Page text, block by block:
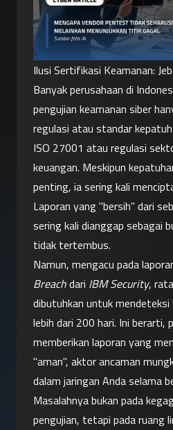
Ilusi Sertifikasi Keamanan:
Banyak perusahaan di
pengujian keamanan siber
regulasi atau standar
ISO 27001 atau regulasi
keuangan. Meskipun
penting, ia sering kali
Laporan yang "bersih" dari
sering kali dianggap sebagai
tidak tertembus.
Namun, mengacu pada
Breach dari IBM Security,
dibutuhkan untuk
lebih dari 200 hari. Ini berarti,
memberikan laporan yang
"aman", aktor ancaman
dalam jaringan Anda selama
Masalahnya bukan pada
pengujian, tetapi pada ruang